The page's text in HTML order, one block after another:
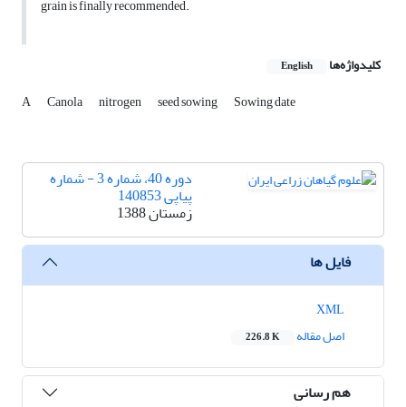
grain is finally recommended.
کلیدواژه‌ها English
A Canola nitrogen seed sowing Sowing date
دوره 40، شماره 3 - شماره
پیاپی 140853
زمستان 1388
فایل ها
اصل مقاله
226.8 K
هم رسانی